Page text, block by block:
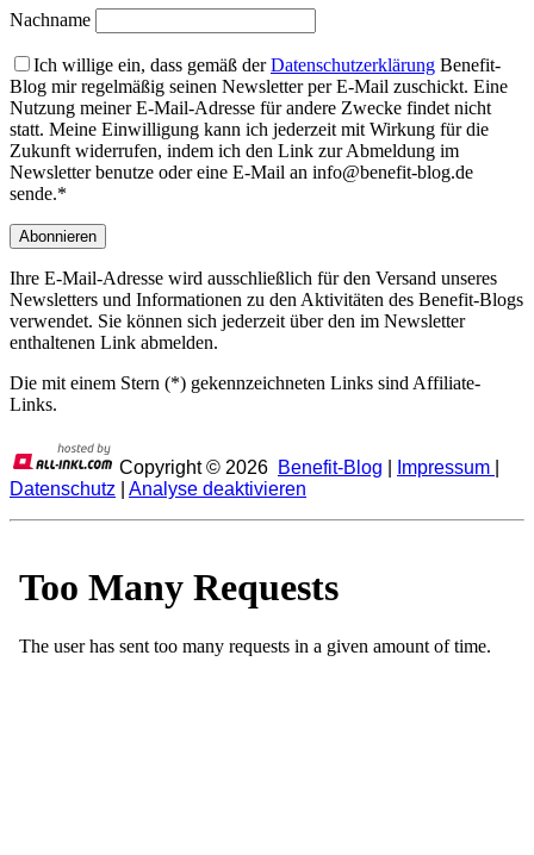
Nachname
Ich willige ein, dass gemäß derDatenschutzerklärung Benefit-
Blog mir regelmäßig seinen Newsletter per E-Mail zuschickt. Eine
Nutzung meiner E-Mail-Adresse für andere Zwecke findet nicht
statt. Meine Einwilligung kann ich jederzeit mit Wirkung für die
Zukunft widerrufen, indem ich den Link zur Abmeldung im
Newsletter benutze oder eine E-Mail an info@benefit-blog.de
sende.*
Ihre E-Mail-Adresse wird ausschließlich für den Versand unseres
Newsletters und Informationen zu den Aktivitäten des Benefit-Blogs
verwendet. Sie können sich jederzeit über den im Newsletter
enthaltenen Link abmelden.
Die mit einem Stern (*) gekennzeichneten Links sind Affiliate-
Links.
Copyright © 2026 Benefit-Blog Impressum
Datenschutz
Analyse deaktivieren